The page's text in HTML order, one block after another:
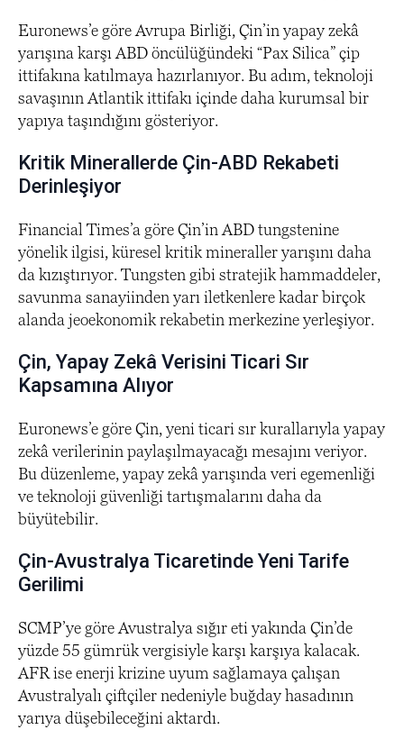
Euronews’e göre Avrupa Birliği, Çin’in yapay zekâ
yarışına karşı ABD öncülüğündeki “Pax Silica” çip
ittifakına katılmaya hazırlanıyor. Bu adım, teknoloji
savaşının Atlantik ittifakı içinde daha kurumsal bir
yapıya taşındığını gösteriyor.
Kritik Minerallerde Çin-ABD Rekabeti
Derinleşiyor
Financial Times’a göre Çin’in ABD tungstenine
yönelik ilgisi, küresel kritik mineraller yarışını daha
da kızıştırıyor. Tungsten gibi stratejik hammaddeler,
savunma sanayiinden yarı iletkenlere kadar birçok
alanda jeoekonomik rekabetin merkezine yerleşiyor.
Çin, Yapay Zekâ Verisini Ticari Sır
Kapsamına Alıyor
Euronews’e göre Çin, yeni ticari sır kurallarıyla yapay
zekâ verilerinin paylaşılmayacağı mesajını veriyor.
Bu düzenleme, yapay zekâ yarışında veri egemenliği
ve teknoloji güvenliği tartışmalarını daha da
büyütebilir.
Çin-Avustralya Ticaretinde Yeni Tarife
Gerilimi
SCMP’ye göre Avustralya sığır eti yakında Çin’de
yüzde 55 gümrük vergisiyle karşı karşıya kalacak.
AFR ise enerji krizine uyum sağlamaya çalışan
Avustralyalı çiftçiler nedeniyle buğday hasadının
yarıya düşebileceğini aktardı.